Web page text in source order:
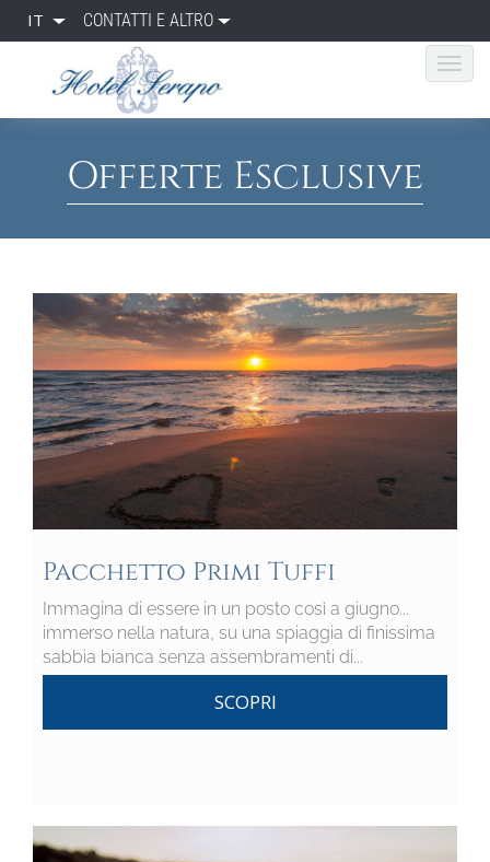
IT CONTATTI E ALTRO
Offerte Esclusive
Pacchetto Primi Tuffi
Immagina di essere in un posto così a giugno...
immerso nella natura, su una spiaggia di finissima
sabbia bianca senza assembramenti di...
SCOPRI